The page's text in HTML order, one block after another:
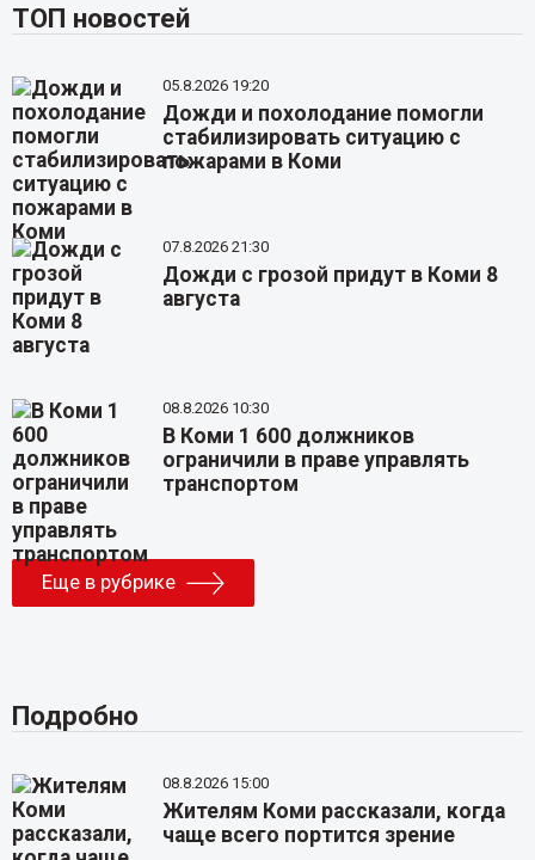
ТОП новостей
05.8.2026 19:20
Дожди и похолодание помогли
стабилизировать ситуацию с
пожарами в Коми
07.8.2026 21:30
Дожди с грозой придут в Коми 8
августа
08.8.2026 10:30
В Коми 1 600 должников
ограничили в праве управлять
транспортом
Еще в рубрике
Подробно
08.8.2026 15:00
Жителям Коми рассказали, когда
чаще всего портится зрение